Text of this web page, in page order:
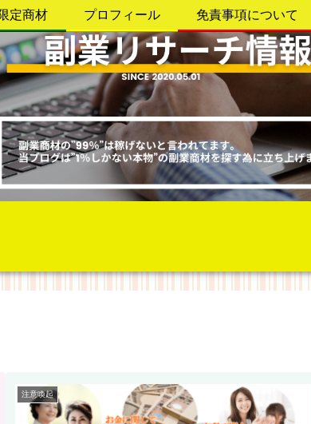
定商材 プロフィール 免責事項について
注意喚起